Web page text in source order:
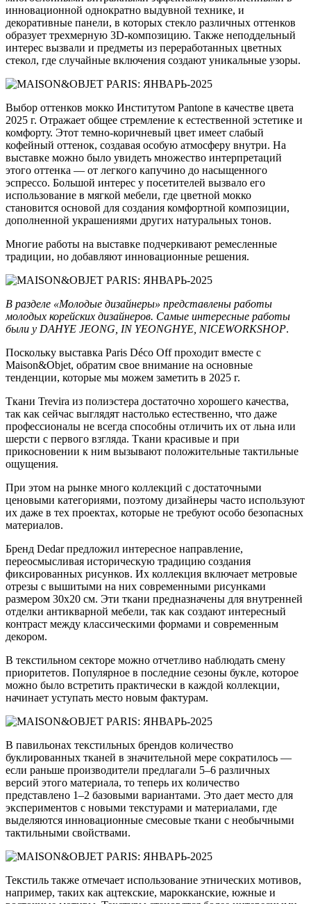
инновационной однократно выдувной технике, и
декоративные панели, в которых стекло различных оттенков
образует трехмерную 3D-композицию. Также неподдельный
интерес вызвали и предметы из переработанных цветных
стекол, где случайные включения создают уникальные узоры.
Выбор оттенков мокко Институтом Pantone в качестве цвета
2025 г. Отражает общее стремление к естественной эстетике и
комфорту. Этот темно-коричневый цвет имеет слабый
кофейный оттенок, создавая особую атмосферу внутри. На
выставке можно было увидеть множество интерпретаций
этого оттенка — от легкого капучино до насыщенного
эспрессо. Большой интерес у посетителей вызвало его
использование в мягкой мебели, где цветной мокко
становится основой для создания комфортной композиции,
дополненной украшениями других натуральных тонов.
Многие работы на выставке подчеркивают ремесленные
традиции, но добавляют инновационные решения.
В разделе «Молодые дизайнеры» представлены работы
молодых корейских дизайнеров. Самые интересные работы
были у DAHYE JEONG, IN YEONGHYE, NICEWORKSHOP.
Поскольку выставка Paris Déco Off проходит вместе с
Maison&Objet, обратим свое внимание на основные
тенденции, которые мы можем заметить в 2025 г.
Ткани Trevira из полиэстера достаточно хорошего качества,
так как сейчас выглядят настолько естественно, что даже
профессионалы не всегда способны отличить их от льна или
шерсти с первого взгляда. Ткани красивые и при
прикосновении к ним вызывают положительные тактильные
ощущения.
При этом на рынке много коллекций с достаточными
ценовыми категориями, поэтому дизайнеры часто используют
их даже в тех проектах, которые не требуют особо безопасных
материалов.
Бренд Dedar предложил интересное направление,
переосмысливая историческую традицию создания
фиксированных рисунков. Их коллекция включает метровые
отрезы с вышитыми на них современными рисунками
размером 30х20 см. Эти ткани предназначены для внутренней
отделки антикварной мебели, так как создают интересный
контраст между классическими формами и современным
декором.
В текстильном секторе можно отчетливо наблюдать смену
приоритетов. Популярное в последние сезоны букле, которое
можно было встретить практически в каждой коллекции,
начинает уступать место новым фактурам.
В павильонах текстильных брендов количество
буклированных тканей в значительной мере сократилось —
если раньше производители предлагали 5–6 различных
версий этого материала, то теперь их количество
представлено 1–2 базовыми вариантами. Это дает место для
экспериментов с новыми текстурами и материалами, где
выделяются инновационные смесовые ткани с необычными
тактильными свойствами.
Текстиль также отмечает использование этнических мотивов,
например, таких как ацтекские, марокканские, южные и